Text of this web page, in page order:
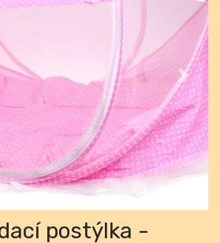
Next
postýlka -